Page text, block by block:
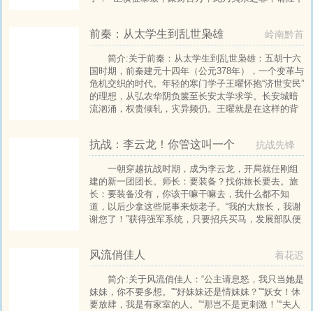
“你那是为国戍边，保境安民，朕该嘉奖！”……于是乎
前秦：从太学生到乱世枭雄 岭南黔首
简介:关于前秦：从太学生到乱世枭雄：五胡十六
国时期，前秦建元十四年（公元378年），一个变革与
危机交织的时代。年轻的寒门学子王曜怀抱“济世安民”
的理想，从弘农华阴负箧至长安太学求学。长安城暗
流汹涌，权贵倾轧，灾异频仍。王曜就是在这样的背
曜从一介书生到乱世枭雄的裂变之路.....
抗战：李云龙！你管这叫一个
团？
抗战先锋
官
一朝穿越抗战时期，成为李云龙，开局就任刚组
建的新一团团长。师长：要装备？找你旅长要去。旅
长：要装备没有，你该干嘛干嘛去，我什么都不知
道，以后少拿这些屁事来烦老子。“我的大旅长，我谢
谢您了！”获得强军系统，只要招兵买马，发展部队便
去苍云岭阻击敌人，你反围剿？李云龙：阻击最好的
方式不是歼灭敌人吗？副总：李云龙！你
风流俏佳人 着花迟
简介:关于风流俏佳人：“公主请息怒，我只当她是
妹妹，你不要多想。”“好妹妹还是情妹妹？”“妖女！休
要放肆，我是有家室的人。”“那岂不是更刺激！”“夫人